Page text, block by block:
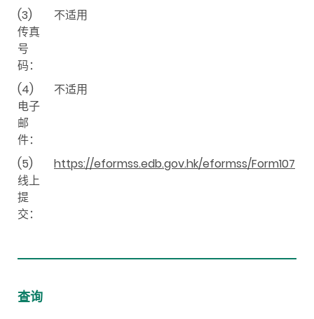
(3)
传真
号
码：
不适用
(4)
电子
邮
件：
不适用
(5)
线上
提
交：
https://eformss.edb.gov.hk/eformss/Form107
查询